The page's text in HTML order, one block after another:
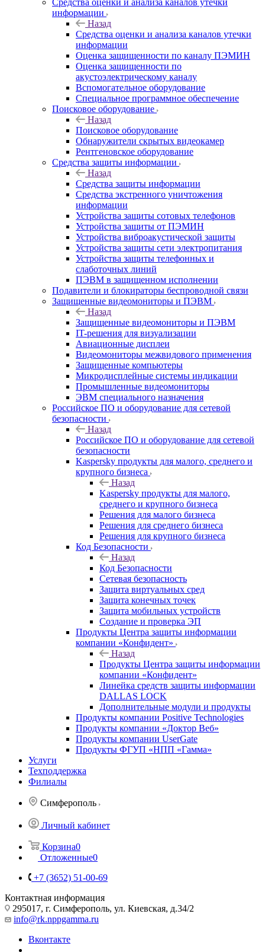
Средства оценки и анализа каналов утечки
информации
Назад
Средства оценки и анализа каналов утечки
информации
Оценка защищенности по каналу ПЭМИН
Оценка защищенности по
акустоэлектрическому каналу
Вспомогательное оборудование
Специальное программное обеспечение
Поисковое оборудование
Назад
Поисковое оборудование
Обнаружители скрытых видеокамер
Рентгеновское оборудование
Средства защиты информации
Назад
Средства защиты информации
Средства экстренного уничтожения
информации
Устройства защиты сотовых телефонов
Устройства защиты от ПЭМИН
Устройства виброакустической защиты
Устройства защиты сети электропитания
Устройства защиты телефонных и
слаботочных линий
ПЭВМ в защищенном исполнении
Подавители и блокираторы беспроводной связи
Защищенные видеомониторы и ПЭВМ
Назад
Защищенные видеомониторы и ПЭВМ
IT-решения для визуализации
Авиационные дисплеи
Видеомониторы межвидового применения
Защищенные компьютеры
Микродисплейные системы индикации
Промышленные видеомониторы
ЭВМ специального назначения
Российское ПО и оборудование для сетевой
безопасности
Назад
Российское ПО и оборудование для сетевой
безопасности
Kaspersky продукты для малого, среднего и
крупного бизнеса
Назад
Kaspersky продукты для малого,
среднего и крупного бизнеса
Решения для малого бизнеса
Решения для среднего бизнеса
Решения для крупного бизнеса
Код Безопасности
Назад
Код Безопасности
Сетевая безопасность
Защита виртуальных сред
Защита конечных точек
Защита мобильных устройств
Создание и проверка ЭП
Продукты Центра защиты информации
компании «Конфидент»
Назад
Продукты Центра защиты информации
компании «Конфидент»
Линейка средств защиты информации
DALLAS LOCK
Дополнительные модули и продукты
Продукты компании Positive Technologies
Продукты компании «Доктор Веб»
Продукты компании UserGate
Продукты ФГУП «НПП «Гамма»
Услуги
Техподдержка
Филиалы
Симферополь
Личный кабинет
Корзина0
Отложенные0
+7 (3652) 51-00-69
Контактная информация
295017, г. Симферополь, ул. Киевская, д.34/2
info@rk.nppgamma.ru
Вконтакте